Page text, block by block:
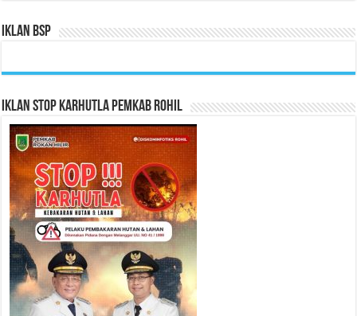
Iklan BSP
Iklan Stop Karhutla Pemkab Rohil